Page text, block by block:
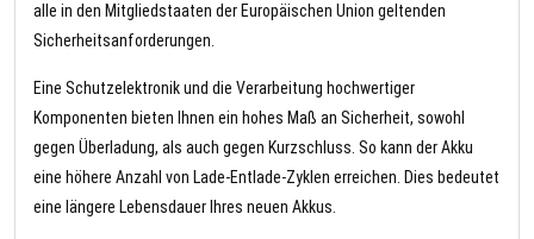
alle in den Mitgliedstaaten der Europäischen Union geltenden
Sicherheitsanforderungen.
Eine Schutzelektronik und die Verarbeitung hochwertiger
Komponenten bieten Ihnen ein hohes Maß an Sicherheit, sowohl
gegen Überladung, als auch gegen Kurzschluss. So kann der Akku
eine höhere Anzahl von Lade-Entlade-Zyklen erreichen. Dies bedeutet
eine längere Lebensdauer Ihres neuen Akkus.